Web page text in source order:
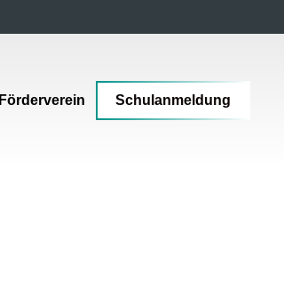
Förderverein Schulanmeldung